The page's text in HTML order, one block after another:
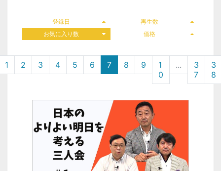
登録日
再生数
お気に入り数
価格
1 2 3 4 5 6 7 8 9
1
0
...
3
7
3
8